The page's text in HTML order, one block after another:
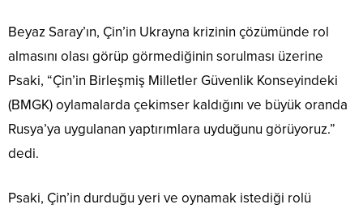
Beyaz Saray’ın, Çin’in Ukrayna krizinin çözümünde rol
almasını olası görüp görmediğinin sorulması üzerine
Psaki, “Çin’in Birleşmiş Milletler Güvenlik Konseyindeki
(BMGK) oylamalarda çekimser kaldığını ve büyük oranda
Rusya’ya uygulanan yaptırımlara uyduğunu görüyoruz.”
dedi.
Psaki, Çin’in durduğu yeri ve oynamak istediği rolü